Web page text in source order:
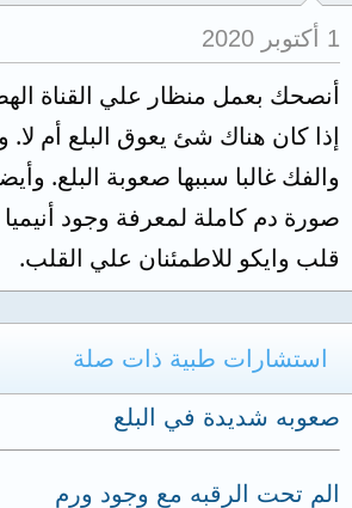
1 أكتوبر 2020
أنصحك بعمل منظار علي القناة
إذا كان هناك شئ يعوق البلع أم لا. و
والفك غالبا سببها صعوبة البلع.
صورة دم كاملة لمعرفة وجود
قلب وايكو للاطمئنان علي القلب.
استشارات طبية ذات صلة
صعوبه شديدة في البلع
الم تحت الرقبه مع وجود ورم